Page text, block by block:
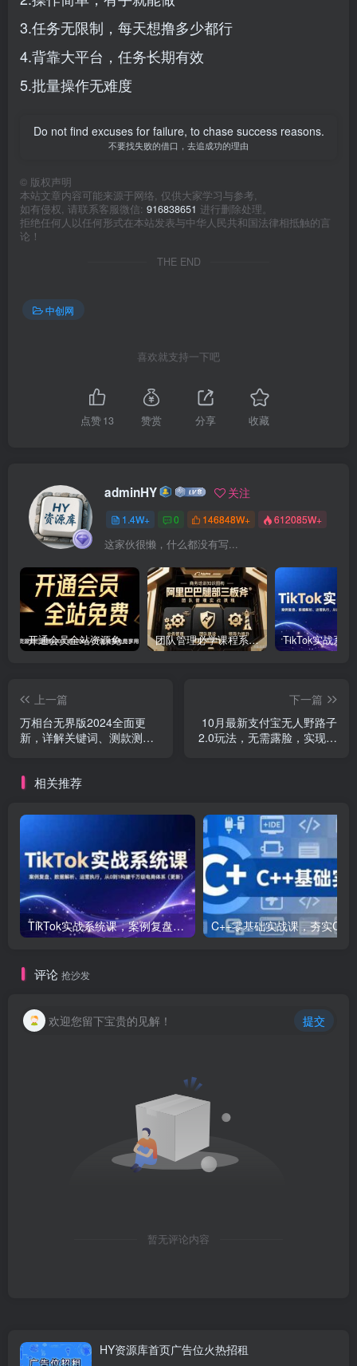
3.任务无限制，每天想撸多少都行
4.背靠大平台，任务长期有效
5.批量操作无难度
Do not find excuses for failure, to chase success reasons.
不要找失败的借口，去追成功的理由
© 版权声明
本站文章内容可能来源于网络, 仅供大家学习与参考,
如有侵权, 请联系客服微信: 916838651 进行删除处理。
拒绝任何人以任何形式在本站发表与中华人民共和国法律相抵触的言
论！
THE END
中创网
喜欢就支持一下吧
点赞13 赞赏 分享 收藏
adminHY 关注
1.4W+ 0 146848W+ 612085W+
这家伙很懒，什么都没有写...
开通会员全站资源免费下载 开通VIP会员 HY资源库 团队管理必学课程系列，阿里巴巴“腿部三板斧”
上一篇
万相台无界版2024全面更
新，详解关键词、测款测图
下一篇
10月最新支付宝无人野路子
2.0玩法，无需露脸，实现被
相关推荐
TikTok实战系统课，案例复盘、数据解析、运营执行，从0到1构建千万级电商体系（更新）
评论 抢沙发
欢迎您留下宝贵的见解！ 提交
暂无评论内容
HY资源库首页广告位火热招租